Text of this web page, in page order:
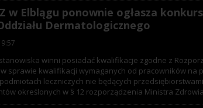
w Elblągu ponownie ogłasza
Dermatologicznego
winni posiadać kwalifikacje zgodne z
w sprawie kwalifikacji wymaganych od pracowników na
leczniczych nie będących
określonych w § 12 rozporządzenia Ministra